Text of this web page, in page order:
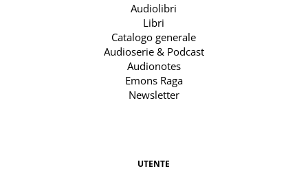
Audiolibri
Libri
Catalogo generale
Audioserie & Podcast
Audionotes
Emons Raga
Newsletter
UTENTE